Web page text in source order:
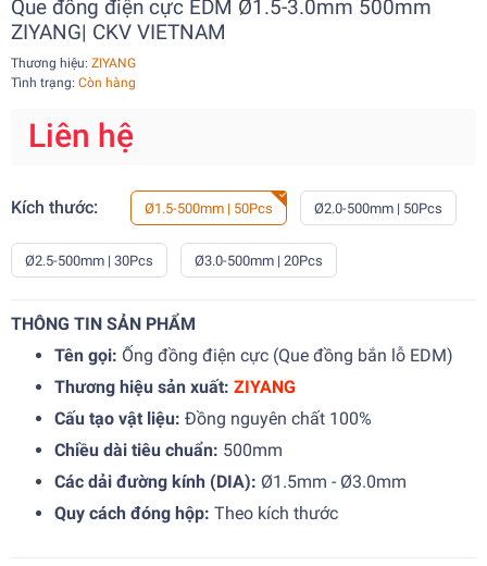
Que đồng điện cực EDM Ø1.5-3.0mm 500mm
ZIYANG| CKV VIETNAM
Thương hiệu: ZIYANG
Tình trạng: Còn hàng
Liên hệ
Kích thước: Ø1.5-500mm | 50Pcs Ø2.0-500mm | 50Pcs
Ø2.5-500mm | 30Pcs Ø3.0-500mm | 20Pcs
THÔNG TIN SẢN PHẨM
Tên gọi: Ống đồng điện cực (Que đồng bắn lỗ EDM)
Thương hiệu sản xuất: ZIYANG
Cấu tạo vật liệu: Đồng nguyên chất 100%
Chiều dài tiêu chuẩn: 500mm
Các dải đường kính (DIA): Ø1.5mm - Ø3.0mm
Quy cách đóng hộp: Theo kích thước